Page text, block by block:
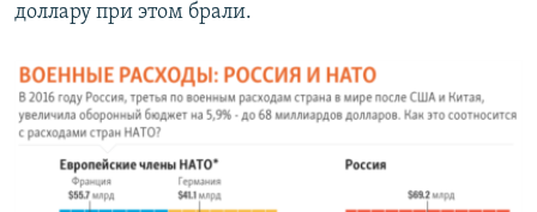
доллару при этом брали.